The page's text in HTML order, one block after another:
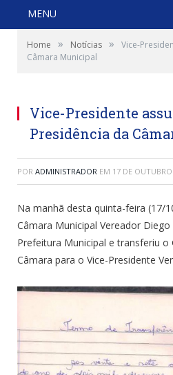
MENU
Home » Notícias »
Vice-
Câmara Municipal
Vice-Presidente
Presidência da
POR ADMINISTRADOR EM 17 DE
Na manhã desta quinta-feira (17/
Câmara Municipal Vereador
Prefeitura Municipal e transferiu o
Câmara para o Vice-Presidente